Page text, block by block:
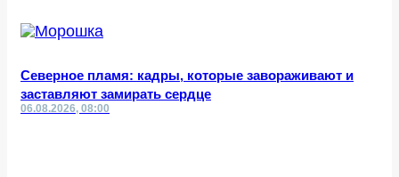
Северное пламя: кадры, которые завораживают и
заставляют замирать сердце
06.08.2026, 08:00